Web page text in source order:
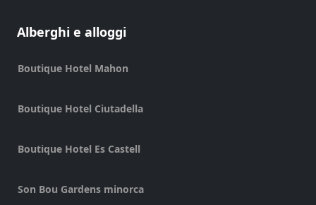
Trasferimento
Trasporti
biciclette
Paddle
Noleggio
Alberghi e alloggi
Boutique Hotel Mahon
Boutique Hotel Ciutadella
Boutique Hotel Es Castell
Son Bou Gardens minorca